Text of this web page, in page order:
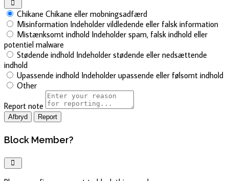
Chikane Chikane eller mobningsadfærd
Misinformation Indeholder vildledende eller falsk information
Mistænksomt indhold Indeholder spam, falsk indhold eller
potentiel malware
Stødende indhold Indeholder stødende eller nedsættende
indhold
Upassende indhold Indeholder upassende eller følsomt indhold
Other
Report note
Report
Block Member?